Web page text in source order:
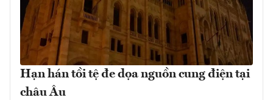
Hạn hán tồi tệ đe dọa nguồn cung điện tại
châu Âu